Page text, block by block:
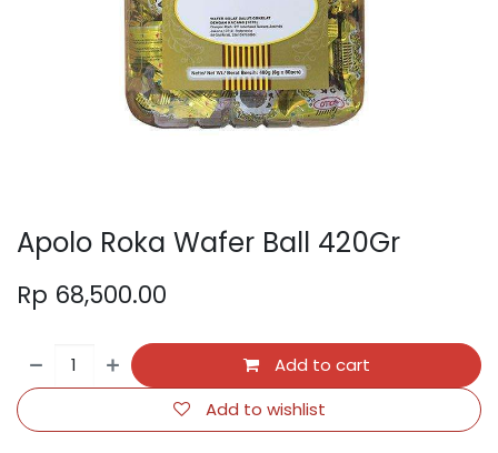
Apolo Roka Wafer Ball 420Gr
Rp 68,500.00
Add to cart
Add to wishlist